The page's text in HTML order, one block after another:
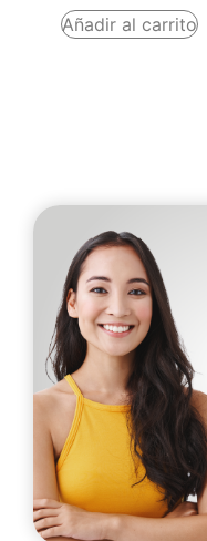
Añadir al carrito